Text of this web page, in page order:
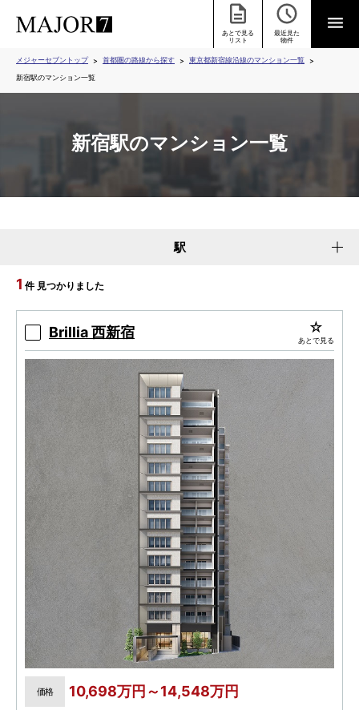
あとで見る
リスト
最近見た
物件
メジャーセブントップ 首都圏の路線から探す
東京都新宿線沿線のマンション一覧
新宿駅のマンション一覧
新宿駅のマンション一覧
駅
1 件 見つかりました
Brillia 西新宿 あとで見る
価格 10,698万円～14,548万円